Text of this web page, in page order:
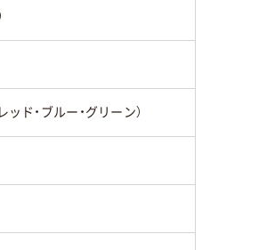
ッド・ブルー・グリーン）